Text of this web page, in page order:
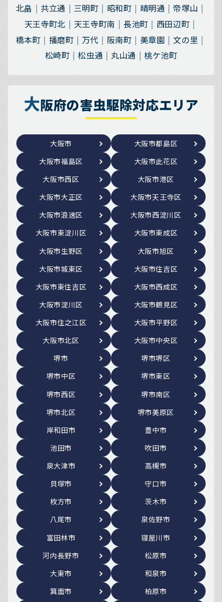
北畠
共立通 三明町 昭和町 晴明通
帝塚山
天王寺町北
天王寺町南 長池町
西田辺町
橋本町
播磨町 万代 阪南町 美章園
文の里
松崎町
松虫通 丸山通 桃ケ池町
大阪府の害虫駆除対応エリア
大阪市
大阪市都島区
大阪市福島区
大阪市此花区
大阪市西区
大阪市港区
大阪市大正区
大阪市天王寺区
大阪市浪速区
大阪市西淀川区
大阪市東淀川区
大阪市東成区
大阪市生野区
大阪市旭区
大阪市城東区
大阪市住吉区
大阪市東住吉区
大阪市西成区
大阪市淀川区
大阪市鶴見区
大阪市住之江区
大阪市平野区
大阪市北区
大阪市中央区
堺市
堺市堺区
堺市中区
堺市東区
堺市西区
堺市南区
堺市北区
堺市美原区
岸和田市
豊中市
池田市
吹田市
泉大津市
高槻市
貝塚市
守口市
枚方市
茨木市
八尾市
泉佐野市
富田林市
寝屋川市
河内長野市
松原市
大東市
和泉市
箕面市
柏原市